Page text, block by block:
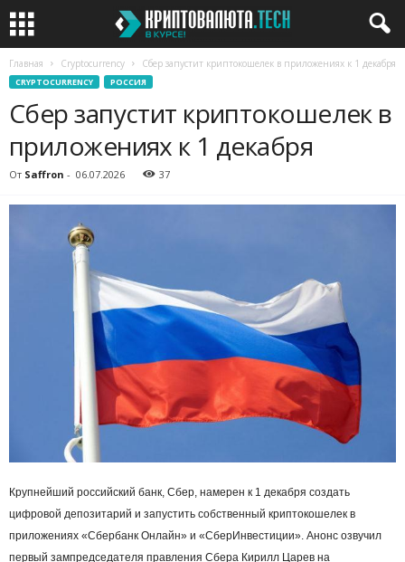
Главная Cryptocurrency Сбер запустит криптокошелек в приложениях к 1 декабря
CRYPTOCURRENCY РОССИЯ
Сбер запустит криптокошелек в
приложениях к 1 декабря
От Saffron - 06.07.2026 37
Крупнейший российский банк, Сбер, намерен к 1 декабря создать
цифровой депозитарий и запустить собственный криптокошелек в
приложениях «Сбербанк Онлайн» и «СберИнвестиции». Анонс озвучил
первый зампредседателя правления Сбера Кирилл Царев на